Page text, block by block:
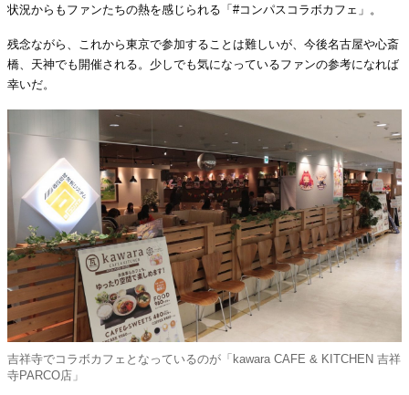
状況からもファンたちの熱を感じられる「#コンパスコラボカフェ」。
残念ながら、これから東京で参加することは難しいが、今後名古屋や心斎
橋、天神でも開催される。少しでも気になっているファンの参考になれば
幸いだ。
吉祥寺でコラボカフェとなっているのが「kawara CAFE & KITCHEN 吉祥
寺PARCO店」